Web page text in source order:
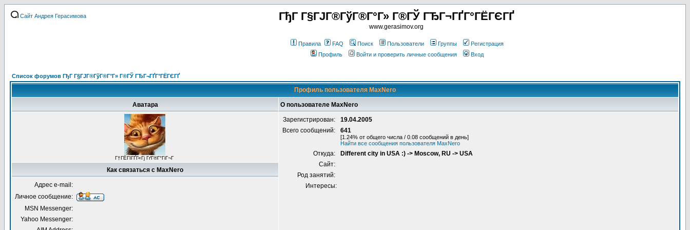
Сайт Андрея Герасимова ГђГ Г§ГЈГ®ГўГ®Г°Г» Г®ГЎ ГЂГ¬ГҐГ°ГЁГЄГҐ
www.gerasimov.org
Правила FAQ Поиск Пользователи Группы
Регистрация
Профиль
Войти и проверить личные сообщения Вход
Список форумов ГђГ Г§ГЈГ®ГўГ®Г°Г» Г®ГЎ ГЂГ¬ГҐГ°ГЁГЄГҐ
Профиль пользователя MaxNero
Аватара О пользователе MaxNero
Г†ГЁГІГҐГ«Гј ГґГ®Г°ГіГ¬Г
Зарегистрирован:
19.04.2005
Всего сообщений:
641
[1.24% от общего числа / 0.08 сообщений в день]
Найти все сообщения пользователя MaxNero
Откуда:
Different city in USA :) -> Moscow, RU -> USA
Сайт:
Род занятий:
Интересы:
Как связаться с MaxNero
Адрес e-mail:
Личное сообщение:
MSN Messenger:
Yahoo Messenger: